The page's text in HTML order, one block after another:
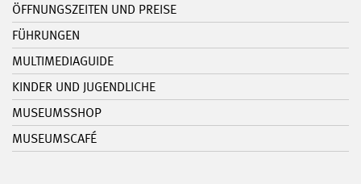
ÖFFNUNGSZEITEN UND PREISE
FÜHRUNGEN
MULTIMEDIAGUIDE
KINDER UND JUGENDLICHE
MUSEUMSSHOP
MUSEUMSCAFÉ